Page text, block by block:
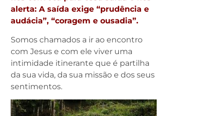
alerta: A saída exige “prudência e
audácia”, “coragem e ousadia”.
Somos chamados a ir ao encontro
com Jesus e com ele viver uma
intimidade itinerante que é partilha
da sua vida, da sua missão e dos seus
sentimentos.